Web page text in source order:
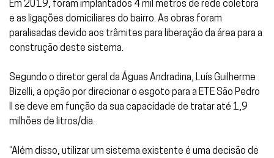
Em 2019, foram implantados 4 mil metros de rede coletora
e as ligações domiciliares do bairro. As obras foram
paralisadas devido aos trâmites para liberação da área para a
construção deste sistema.
Segundo o diretor geral da Águas Andradina, Luís Guilherme
Bizelli, a opção por direcionar o esgoto para a ETE São Pedro
II se deve em função da sua capacidade de tratar até 1,9
milhões de litros/dia.
“Além disso, utilizar um sistema existente é uma decisão de